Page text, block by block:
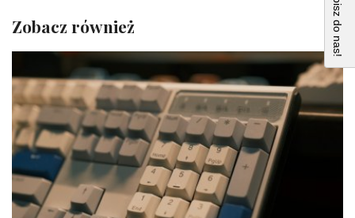
Zobacz również Napisz do nas!